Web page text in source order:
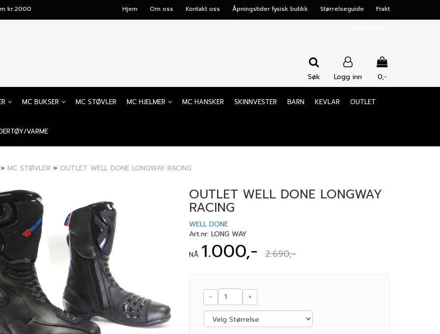
kr.2000 Hjem Om oss Kontakt oss Åpningstider fysisk butikk Størrelseguide Frakt
Søk Logg inn 0,-
MC BUKSER MC STØVLER MC HJELMER MC HANSKER SKINNVESTER BARN KEVLAR OUTLET
VARME
MC STØVLER » OUTLET WELL DONE LONGWAY RACING
OUTLET WELL DONE LONGWAY
RACING
WELL DONE
Art.nr:LONG WAY
NÅ 1.000,- 2.690,-
- +
Nullstill